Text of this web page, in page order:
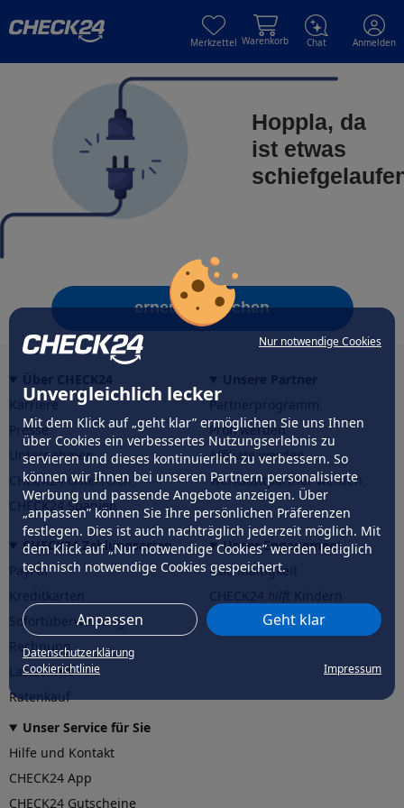
Nur notwendige Cookies
Unvergleichlich lecker
Mit dem Klick auf „geht klar” ermöglichen Sie uns Ihnen
über Cookies ein verbessertes Nutzungserlebnis zu
servieren und dieses kontinuierlich zu verbessern. So
können wir Ihnen bei unseren Partnern personalisierte
Werbung und passende Angebote anzeigen. Über
„anpassen” können Sie Ihre persönlichen Präferenzen
festlegen. Dies ist auch nachträglich jederzeit möglich. Mit
dem Klick auf „Nur notwendige Cookies” werden lediglich
technisch notwendige Cookies gespeichert.
Anpassen Geht klar
Datenschutzerklärung
Cookierichtlinie
Impressum
Merkzettel Warenkorb Chat Anmelden
Hoppla, da
ist etwas
erneut versuchen
Karriere
Presse
Unternehmen
CHECK24 Österreich
CHECK24 Spanien
Partnerprogramm
Profi werden
Affiliate werden
Werkstattpartner werden
CHECK24 Zahlungsarten
PayPal
Sofortüberweisung
Rechnung
Lastschrift
Ratenkauf
Unser Engagement
Nachhaltigkeit
CHECK24hilftder Natur
Unser Service für Sie
Hilfe und Kontakt
CHECK24 App
CHECK24 Gutscheine